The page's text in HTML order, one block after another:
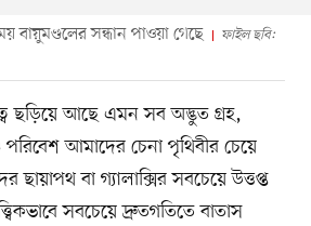
বায়ুমণ্ডলের সন্ধান পাওয়া গেছে
ফাইল ছবি:
ছড়িয়ে আছে এমন সব অদ্ভুত গ্রহ,
আমাদের চেনা পৃথিবীর চেয়ে
বা গ্যালাক্সির সবচেয়ে উত্তপ্ত
সবচেয়ে দ্রুতগতিতে বাতাস